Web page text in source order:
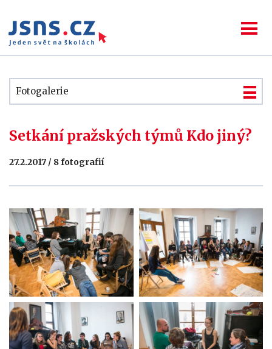
Fotogalerie
Setkání pražských týmů Kdo jiný?
27.2.2017 / 8 fotografií